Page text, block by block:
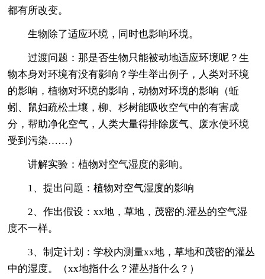
都有所改变。
生物除了适应环境，同时也影响环境。
过渡问题：那是否生物只能被动地适应环境呢？生
物本身对环境有没有影响？学生举出例子，人类对环境
的影响，植物对环境的影响，动物对环境的影响（蚯
蚓、鼠妇疏松土壤，柳、杉树能吸收空气中的有害成
分，帮助净化空气，人类大量得排除废气、废水使环境
受到污染……）
讲解实验：植物对空气湿度的影响。
1、提出问题：植物对空气湿度的影响
2、作出假设：xx地，草地，茂密的.灌丛的空气湿
度不一样。
3、制定计划：学校内测量xx地，草地和茂密的灌丛
中的湿度。（xx地指什么？灌丛指什么？）